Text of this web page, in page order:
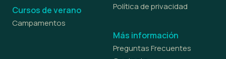
Cursos de verano
Campamentos
Política de privacidad
Más información
Preguntas Frecuentes